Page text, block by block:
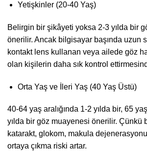
Yetişkinler (20-40 Yaş)
Belirgin bir şikâyeti yoksa 2-3 yılda bir
önerilir. Ancak bilgisayar başında uzun
kontakt lens kullanan veya ailede göz
olan kişilerin daha sık kontrol
Orta Yaş ve İleri Yaş (40 Yaş Üstü)
40-64 yaş aralığında 1-2 yılda bir, 65
yılda bir göz muayenesi önerilir. Çünkü
katarakt, glokom, makula
ortaya çıkma riski artar.